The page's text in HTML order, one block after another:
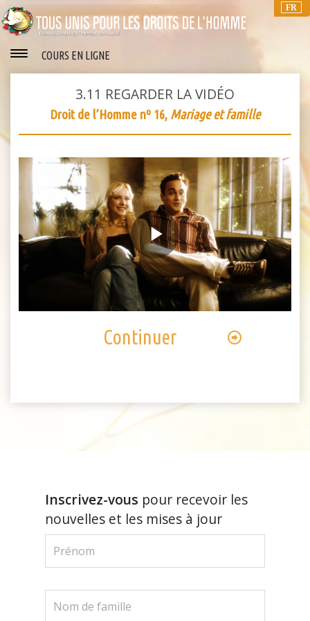
FR
COURS EN LIGNE
3.11 REGARDER LA VIDÉO
Droit de l’Homme nº 16, Mariage et famille
Play
Video
Continuer
Inscrivez-vous pour recevoir les
nouvelles et les mises à jour